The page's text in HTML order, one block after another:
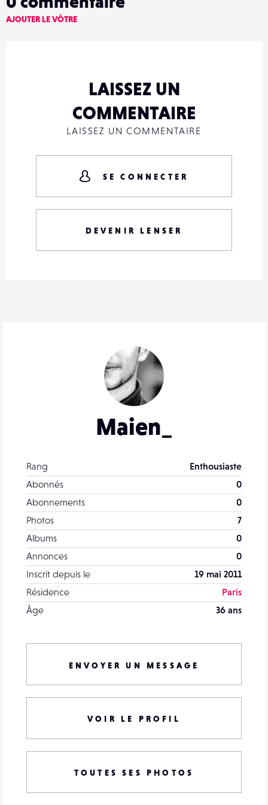
Maien_
Rang
Enthousiaste
Abonnés
0
Abonnements
0
Photos
7
Albums
0
Annonces
0
Inscrit depuis le
19 mai 2011
Résidence
Paris
Âge
36 ans
ENVOYER UN MESSAGE
VOIR LE PROFIL
TOUTES SES PHOTOS
AJOUTER LE VÔTRE
LAISSEZ UN
COMMENTAIRE
LAISSEZ UN COMMENTAIRE
SE CONNECTER
DEVENIR LENSER